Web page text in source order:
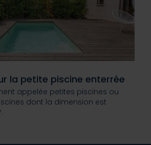
la petite piscine enterrée
appelée petites piscines ou
dont la dimension est